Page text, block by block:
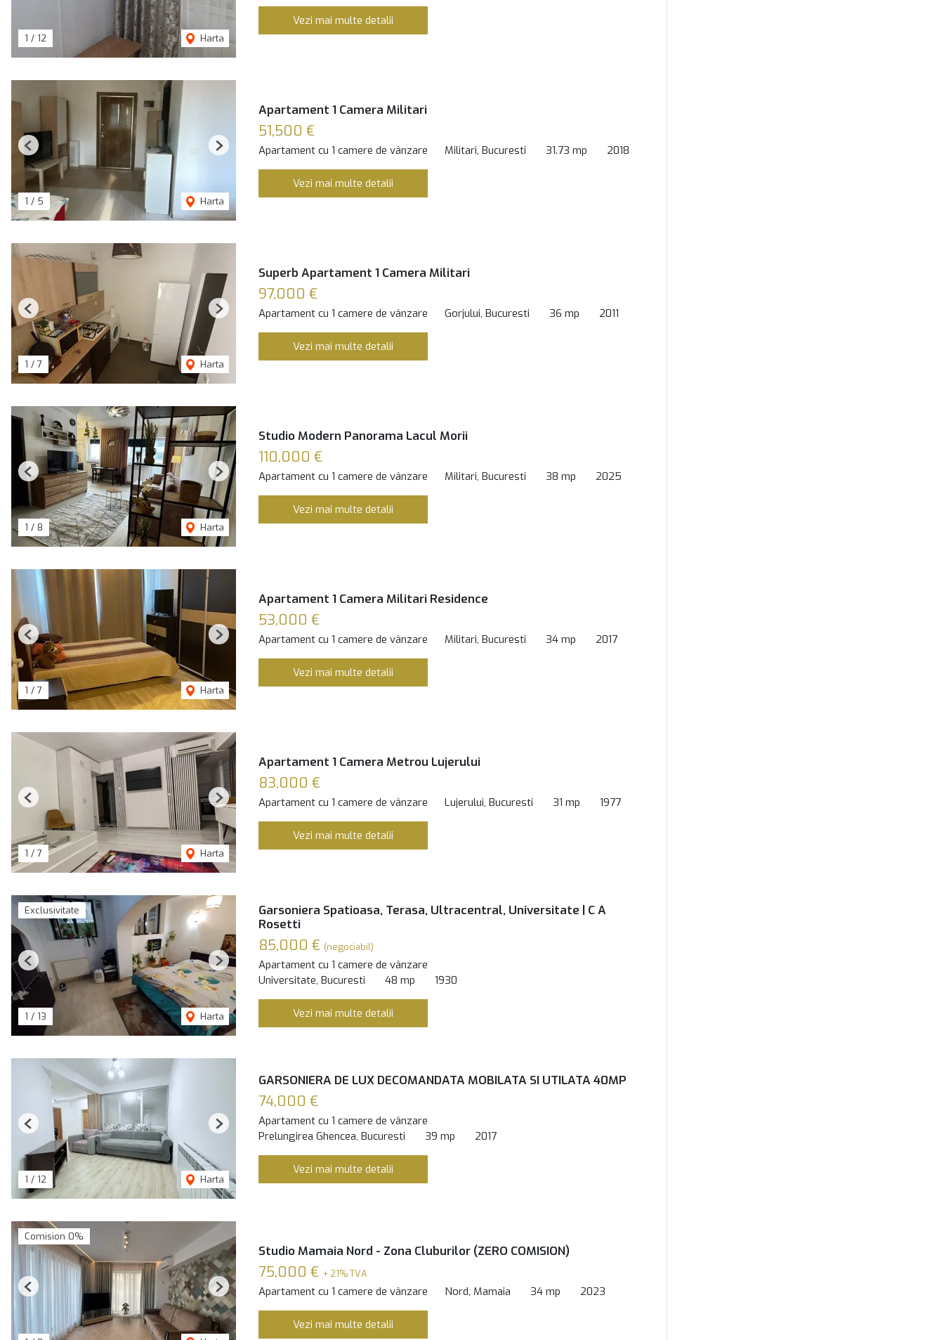
1 / 12 Harta
Vezi mai multe detalii
1 / 5 Harta
Previous Next
Apartament 1 Camera Militari
51,500 €
Apartament cu 1 camere de vânzare Militari, Bucuresti 31.73 mp 2018
Vezi mai multe detalii
1 / 7 Harta
Previous Next
Superb Apartament 1 Camera Militari
97,000 €
Apartament cu 1 camere de vânzare Gorjului, Bucuresti 36 mp 2011
Vezi mai multe detalii
1 / 8 Harta
Previous Next
Studio Modern Panorama Lacul Morii
110,000 €
Apartament cu 1 camere de vânzare Militari, Bucuresti 38 mp 2025
Vezi mai multe detalii
1 / 7 Harta
Previous Next
Apartament 1 Camera Militari Residence
53,000 €
Apartament cu 1 camere de vânzare Militari, Bucuresti 34 mp 2017
Vezi mai multe detalii
1 / 7 Harta
Previous Next
Apartament 1 Camera Metrou Lujerului
83,000 €
Apartament cu 1 camere de vânzare Lujerului, Bucuresti 31 mp 1977
Vezi mai multe detalii
Exclusivitate
1 / 13 Harta
Previous Next
Garsoniera Spatioasa, Terasa, Ultracentral, Universitate | C A
Rosetti
85,000 € (negociabil)
Apartament cu 1 camere de vânzare
Universitate, Bucuresti
48 mp 1930
Vezi mai multe detalii
1 / 12 Harta
Previous Next
GARSONIERA DE LUX DECOMANDATA MOBILATA SI UTILATA 40MP
74,000 €
Apartament cu 1 camere de vânzare
Prelungirea Ghencea, Bucuresti
39 mp 2017
Vezi mai multe detalii
Comision 0%
Previous Next
Studio Mamaia Nord - Zona Cluburilor (ZERO COMISION)
75,000 € + 21% TVA
Apartament cu 1 camere de vânzare Nord, Mamaia 34 mp 2023
Vezi mai multe detalii